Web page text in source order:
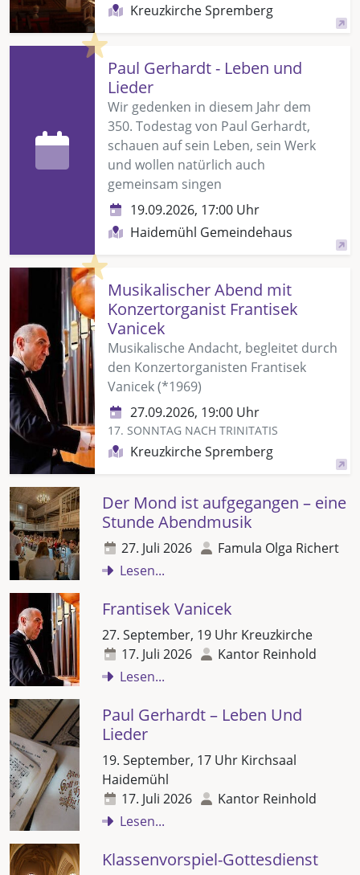
Kreuzkirche Spremberg
Highlight
Paul Gerhardt - Leben und
Lieder
Wir gedenken in diesem Jahr dem
350. Todestag von Paul Gerhardt,
schauen auf sein Leben, sein Werk
und wollen natürlich auch
gemeinsam singen
19.09.2026, 17:00 Uhr
Haidemühl Gemeindehaus
Highlight
Musikalischer Abend mit
Konzertorganist Frantisek
Vanicek
Musikalische Andacht, begleitet durch
den Konzertorganisten Frantisek
Vanicek (*1969)
27.09.2026, 19:00 Uhr
17. SONNTAG NACH TRINITATIS
Kreuzkirche Spremberg
Der Mond ist aufgegangen – eine
Stunde Abendmusik
27. Juli 2026
Famula Olga Richert
Lesen...
Frantisek Vanicek
27. September, 19 Uhr Kreuzkirche
17. Juli 2026
Kantor Reinhold
Lesen...
Paul Gerhardt – Leben Und
Lieder
19. September, 17 Uhr Kirchsaal
Haidemühl
17. Juli 2026
Kantor Reinhold
Lesen...
Klassenvorspiel-Gottesdienst